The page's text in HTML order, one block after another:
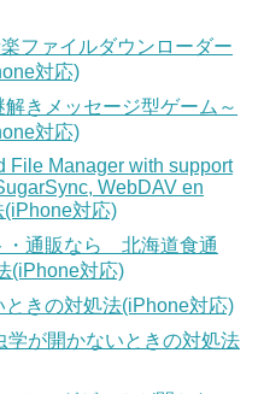
ファイルダウンローダー
対応)
きメッセージ型ゲーム～
対応)
File Manager with support
WebDAV en
(iPhone対応)
・通販なら 北海道食通
(iPhone対応)
きの対処法(iPhone対応)
学が開かないときの対処法